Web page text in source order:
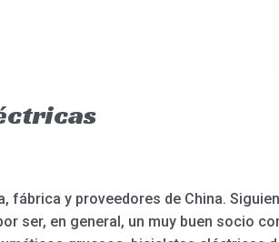
fábrica y proveedores de China.
ser, en general, un muy buen socio